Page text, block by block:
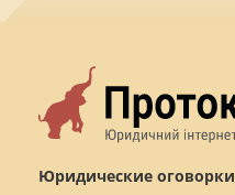
Юридические оговорки